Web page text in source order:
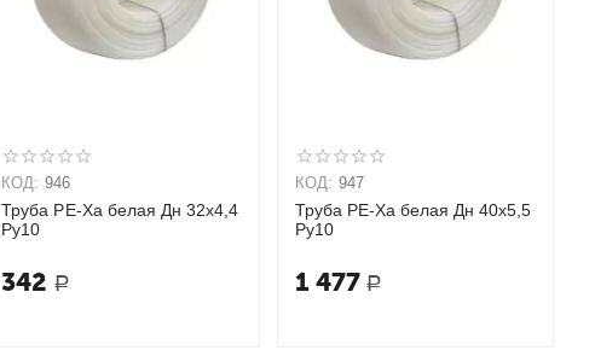
КОД: 946
Труба PE-Xa белая Дн 32х4,4
Ру10
342 Р
КОД: 947
Труба PE-Xa белая Дн 40х5,5
Ру10
1 477 Р